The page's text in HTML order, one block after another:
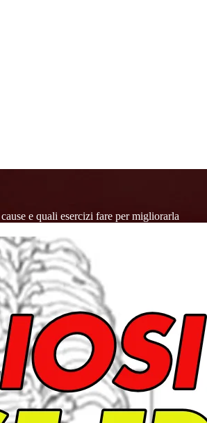
e quali esercizi fare per migliorarla